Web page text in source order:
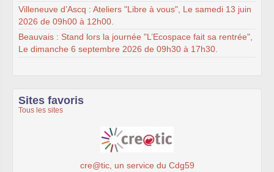
Villeneuve d’Ascq : Ateliers "Libre à vous", Le samedi 13 juin
2026 de 09h00 à 12h00.
Beauvais : Stand lors la journée "L’Ecospace fait sa rentrée",
Le dimanche 6 septembre 2026 de 09h30 à 17h30.
Sites favoris
Tous les sites
cre@tic, un service du Cdg59